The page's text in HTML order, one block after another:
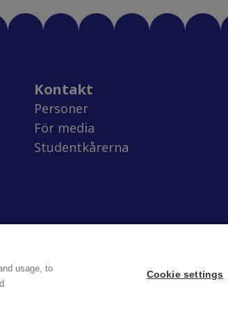
usage, to
Cookie settings
Kontakt
Personer
För media
Studentkårerna